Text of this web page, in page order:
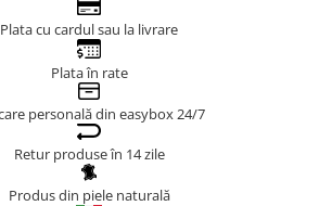
Plata cu cardul sau la livrare
Plata în rate
personală din easybox 24/7
Retur produse în 14 zile
Produs din piele naturală